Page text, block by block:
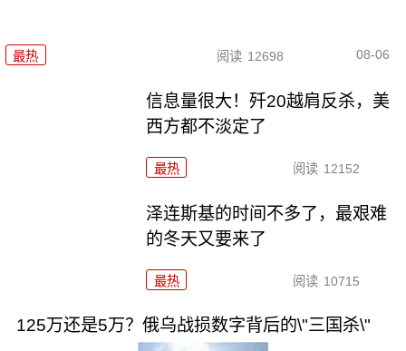
最热 阅读 12698 08-06
信息量很大！歼20越肩反杀，美
西方都不淡定了
最热 阅读 12152
泽连斯基的时间不多了，最艰难
的冬天又要来了
最热 阅读 10715
125万还是5万？俄乌战损数字背后的\"三国杀\"